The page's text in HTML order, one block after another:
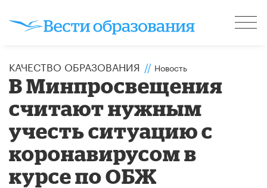
КАЧЕСТВО ОБРАЗОВАНИЯ // Новость
В Минпросвещения
считают нужным
учесть ситуацию с
коронавирусом в
курсе по ОБЖ